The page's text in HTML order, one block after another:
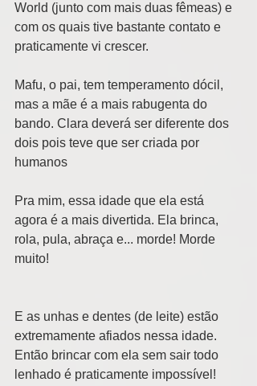
World (junto com mais duas fêmeas) e
com os quais tive bastante contato e
praticamente vi crescer.
Mafu, o pai, tem temperamento dócil,
mas a mãe é a mais rabugenta do
bando. Clara deverá ser diferente dos
dois pois teve que ser criada por
humanos
Pra mim, essa idade que ela está
agora é a mais divertida. Ela brinca,
rola, pula, abraça e... morde! Morde
muito!
E as unhas e dentes (de leite) estão
extremamente afiados nessa idade.
Então brincar com ela sem sair todo
lenhado é praticamente impossível!